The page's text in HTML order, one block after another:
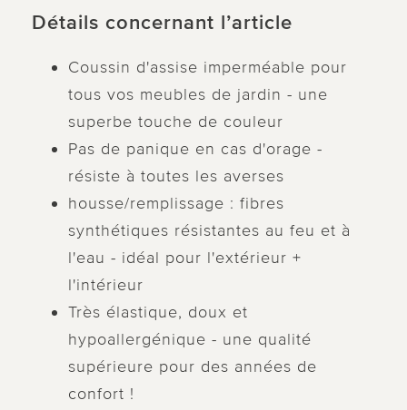
Détails concernant l’article
Coussin d'assise imperméable pour
tous vos meubles de jardin - une
superbe touche de couleur
Pas de panique en cas d'orage -
résiste à toutes les averses
housse/remplissage : fibres
synthétiques résistantes au feu et à
l'eau - idéal pour l'extérieur +
l'intérieur
Très élastique, doux et
hypoallergénique - une qualité
supérieure pour des années de
confort !